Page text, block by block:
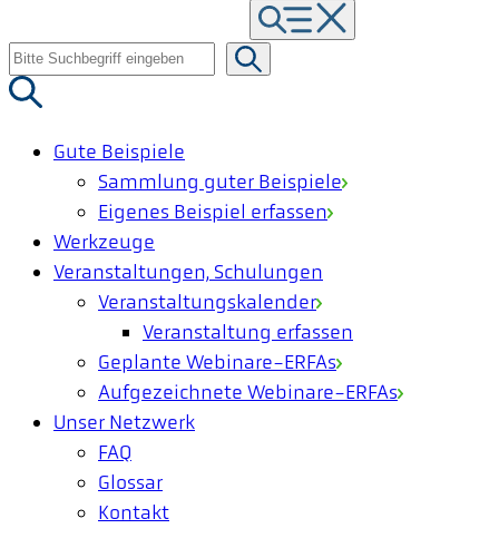
Suche
nach:
Gute Beispiele
Sammlung guter Beispiele
Eigenes Beispiel erfassen
Werkzeuge
Veranstaltungen, Schulungen
Veranstaltungskalender
Veranstaltung erfassen
Geplante Webinare-ERFAs
Aufgezeichnete Webinare-ERFAs
Unser Netzwerk
FAQ
Glossar
Kontakt